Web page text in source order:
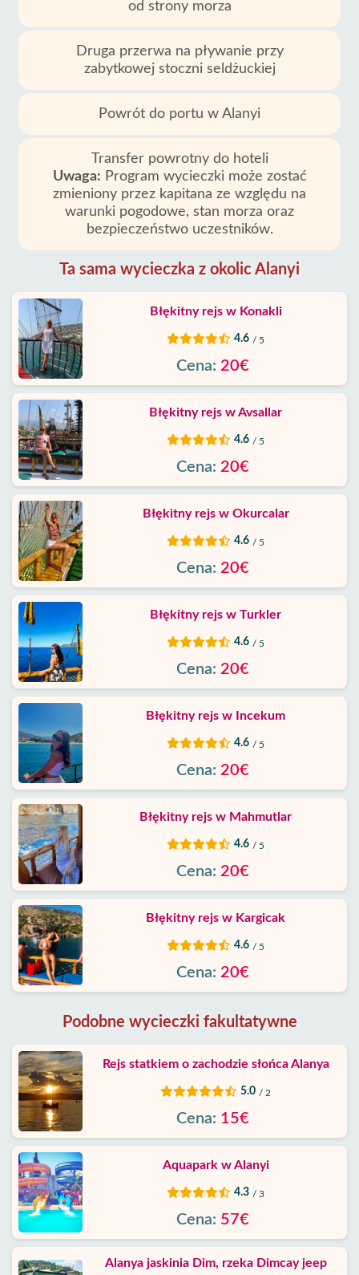
od strony morza
Druga przerwa na pływanie przy
zabytkowej stoczni seldżuckiej
Powrót do portu w Alanyi
Transfer powrotny do hoteli
Uwaga: Program wycieczki może zostać
zmieniony przez kapitana ze względu na
warunki pogodowe, stan morza oraz
bezpieczeństwo uczestników.
Ta sama wycieczka z okolic Alanyi
Błękitny rejs w Konakli
4.6 / 5
Cena: 20€
Błękitny rejs w Avsallar
4.6 / 5
Cena: 20€
Błękitny rejs w Okurcalar
4.6 / 5
Cena: 20€
Błękitny rejs w Turkler
4.6 / 5
Cena: 20€
Błękitny rejs w Incekum
4.6 / 5
Cena: 20€
Błękitny rejs w Mahmutlar
4.6 / 5
Cena: 20€
Błękitny rejs w Kargicak
4.6 / 5
Cena: 20€
Podobne wycieczki fakultatywne
Rejs statkiem o zachodzie słońca Alanya
5.0 / 2
Cena: 15€
Aquapark w Alanyi
4.3 / 3
Cena: 57€
Alanya jaskinia Dim, rzeka Dimcay jeep